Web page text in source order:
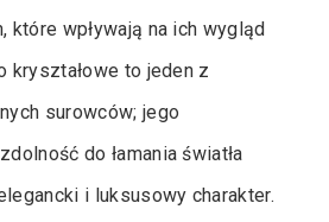
które wpływają na ich wygląd
kryształowe to jeden z
surowców; jego
do łamania światła
i luksusowy charakter.